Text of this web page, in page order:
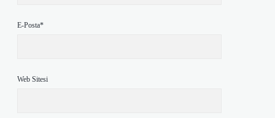
E-Posta*
Web Sitesi